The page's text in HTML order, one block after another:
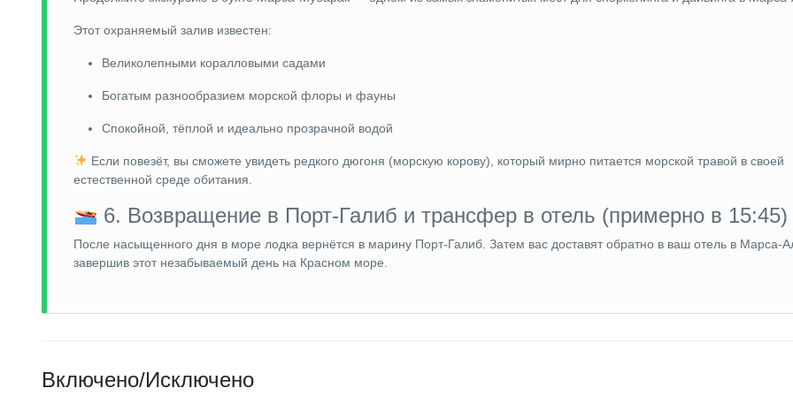
Этот охраняемый залив известен:
Великолепными коралловыми садами
Богатым разнообразием морской флоры и фауны
Спокойной, тёплой и идеально прозрачной водой
Если повезёт, вы сможете увидеть редкого дюгоня (морскую корову), который мирно питается морской травой в своей
естественной среде обитания.
6. Возвращение в Порт-Галиб и трансфер в отель (примерно в 15:45)
После насыщенного дня в море лодка вернётся в марину Порт-Галиб. Затем вас доставят обратно в ваш отель в Марса-
завершив этот незабываемый день на Красном море.
Включено/Исключено